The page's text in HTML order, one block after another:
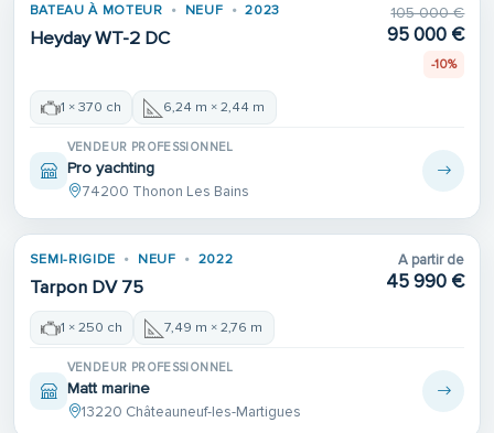
BATEAU À MOTEUR NEUF 2023
Heyday WT-2 DC
105 000 €
95 000 €
-10%
1 × 370 ch 6,24 m × 2,44 m
VENDEUR PROFESSIONNEL
Pro yachting
74200 Thonon Les Bains
SEMI-RIGIDE NEUF 2022
Tarpon DV 75
A partir de
45 990 €
1 × 250 ch 7,49 m × 2,76 m
VENDEUR PROFESSIONNEL
Matt marine
13220 Châteauneuf-les-Martigues